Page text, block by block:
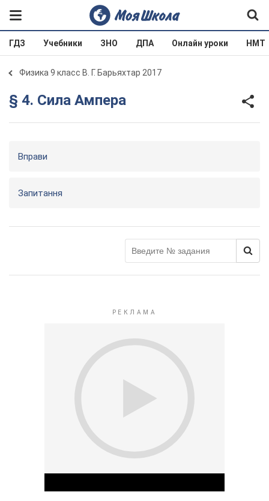
ГДЗ Учебники ЗНО ДПА Онлайн уроки НМТ
Физика 9 класс В. Г. Барьяхтар 2017
§ 4. Сила Ампера
Вправи
Запитання